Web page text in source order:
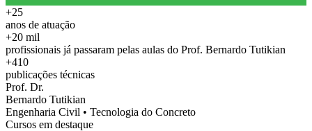
+25
anos de atuação
+20 mil
profissionais já passaram pelas aulas do Prof. Bernardo Tutikian
+410
publicações técnicas
Prof. Dr.
Bernardo Tutikian
Engenharia Civil • Tecnologia do Concreto
Cursos em destaque